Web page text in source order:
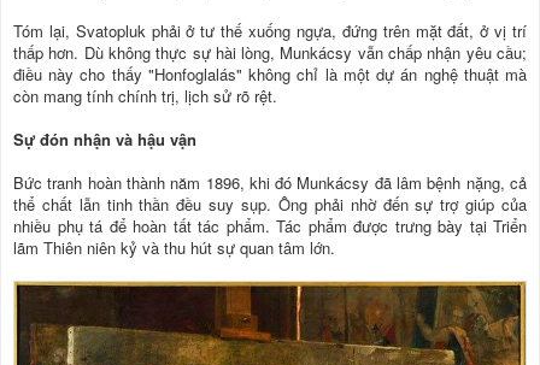
Tóm lại, Svatopluk phải ở tư thế xuống ngựa, đứng trên mặt đất, ở vị trí
thấp hơn. Dù không thực sự hài lòng, Munkácsy vẫn chấp nhận yêu cầu;
điều này cho thấy "Honfoglalás" không chỉ là một dự án nghệ thuật mà
còn mang tính chính trị, lịch sử rõ rệt.
Sự đón nhận và hậu vận
Bức tranh hoàn thành năm 1896, khi đó Munkácsy đã lâm bệnh nặng, cả
thể chất lẫn tinh thần đều suy sụp. Ông phải nhờ đến sự trợ giúp của
nhiều phụ tá để hoàn tất tác phẩm. Tác phẩm được trưng bày tại Triển
lãm Thiên niên kỷ và thu hút sự quan tâm lớn.